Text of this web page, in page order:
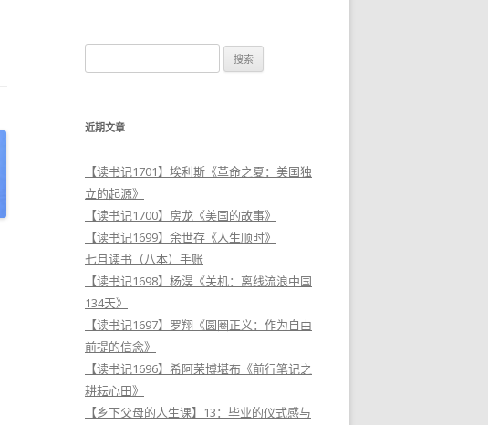
索
近期文章
【读书记1701】埃利斯《革命之夏：美国独
立的起源》
【读书记1700】房龙《美国的故事》
【读书记1699】余世存《人生顺时》
七月读书（八本）手账
【读书记1698】杨淏《关机：离线流浪中国
134天》
【读书记1697】罗翔《圆圈正义：作为自由
前提的信念》
【读书记1696】希阿荣博堪布《前行笔记之
耕耘心田》
【乡下父母的人生课】13：毕业的仪式感与